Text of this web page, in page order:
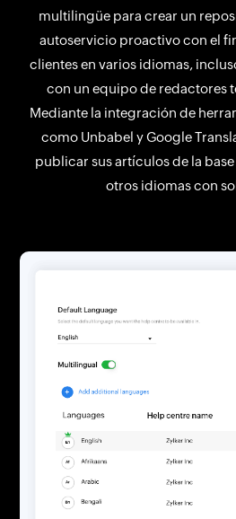
multilingüe para crear un
autoservicio proactivo con el
clientes en varios idiomas,
con un equipo de redactores
Mediante la integración de
como Unbabel y Google
publicar sus artículos de la
otros idiomas con